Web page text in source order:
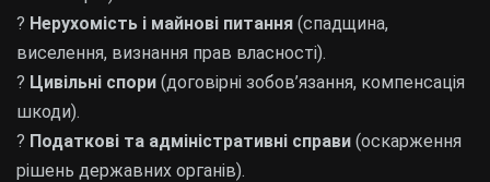
? Нерухомість і майнові питання (спадщина,
виселення, визнання прав власності).
? Цивільні спори (договірні зобов’язання, компенсація
шкоди).
? Податкові та адміністративні справи (оскарження
рішень державних органів).